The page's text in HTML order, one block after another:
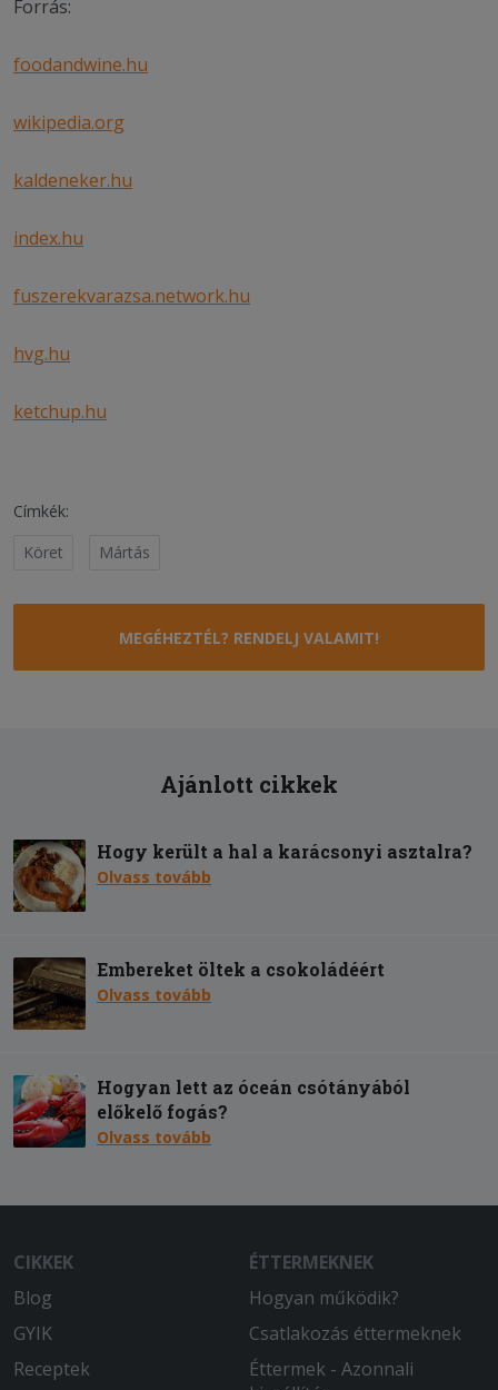
Forrás:
foodandwine.hu
wikipedia.org
kaldeneker.hu
index.hu
fuszerekvarazsa.network.hu
hvg.hu
ketchup.hu
Címkék:
Köret
Mártás
MEGÉHEZTÉL? RENDELJ VALAMIT!
Ajánlott cikkek
Hogy került a hal a karácsonyi asztalra?
Olvass tovább
Embereket öltek a csokoládéért
Olvass tovább
Hogyan lett az óceán csótányából
előkelő fogás?
Olvass tovább
CIKKEK
Blog
GYIK
Receptek
ÉTTERMEKNEK
Hogyan működik?
Csatlakozás éttermeknek
Éttermek - Azonnali